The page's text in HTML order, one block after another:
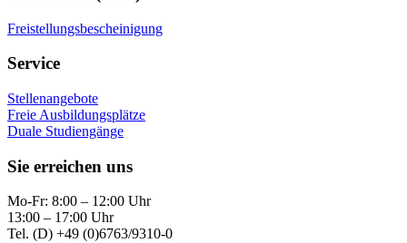
Freistellungsbescheinigung
Service
Stellenangebote
Freie Ausbildungsplätze
Duale Studiengänge
Sie erreichen uns
Mo-Fr: 8:00 – 12:00 Uhr
13:00 – 17:00 Uhr
Tel. (D) +49 (0)6763/9310-0